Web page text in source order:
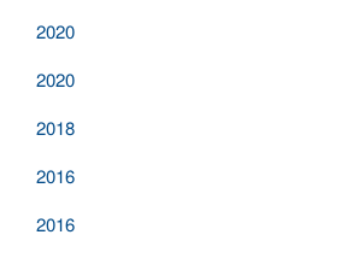
2020
2020
2018
2016
2016